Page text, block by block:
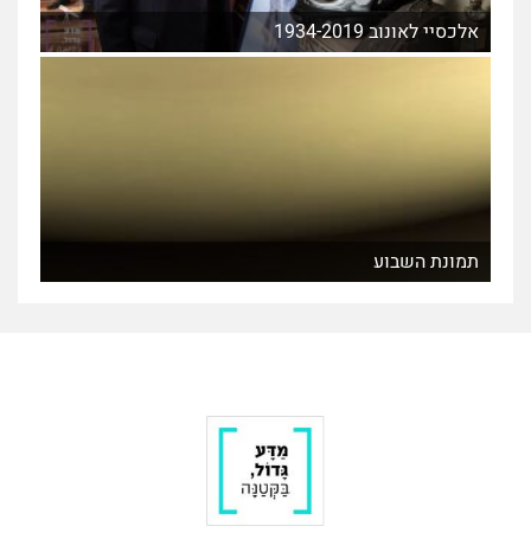
אלכסיי לאונוב 1934-2019
תמונת השבוע